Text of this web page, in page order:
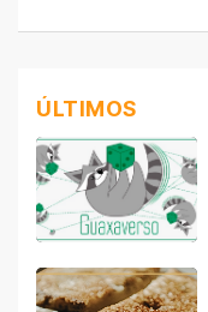
ÚLTIMOS